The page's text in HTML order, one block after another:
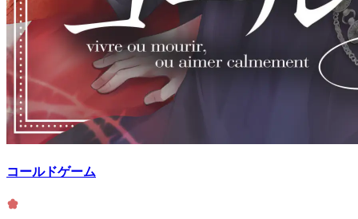
コールドゲーム